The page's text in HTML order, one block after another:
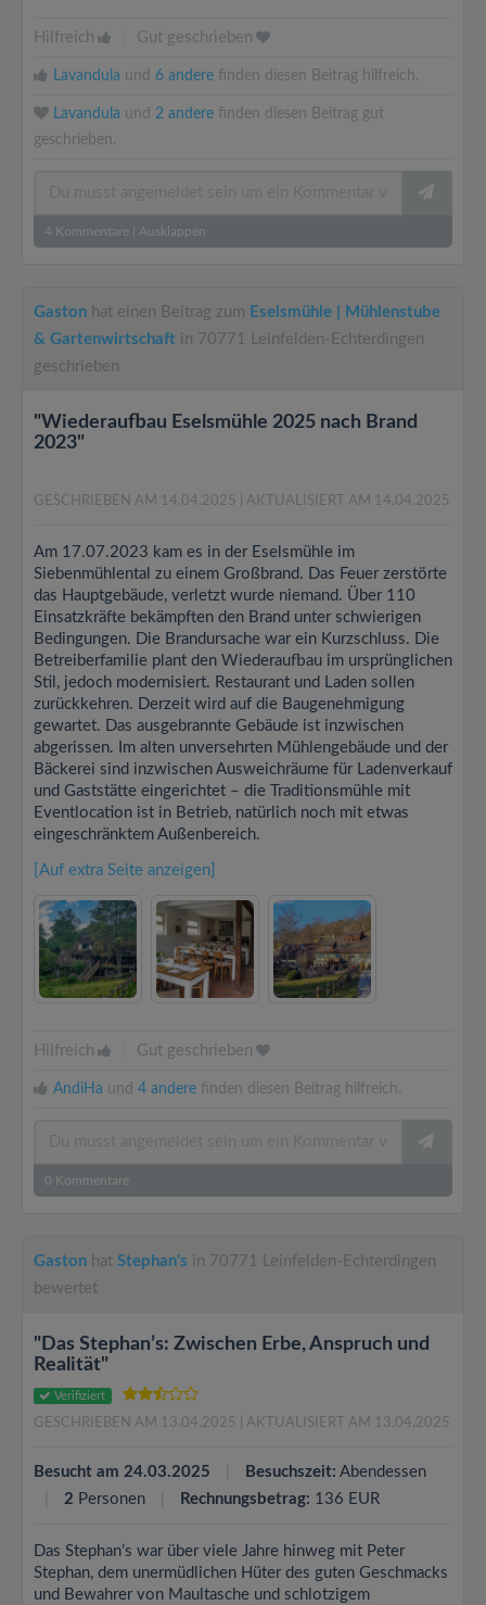
Hilfreich Gut geschrieben
Lavandula und 6 andere finden diesen Beitrag hilfreich.
Lavandula und 2 andere finden diesen Beitrag gut
geschrieben.
4 Kommentare Ausklappen
Gaston hat einen Beitrag zum Eselsmühle | Mühlenstube
& Gartenwirtschaft in 70771 Leinfelden-Echterdingen
geschrieben
"Wiederaufbau Eselsmühle 2025 nach Brand
2023"
GESCHRIEBEN AM 14.04.2025 | AKTUALISIERT AM 14.04.2025
Am 17.07.2023 kam es in der Eselsmühle im
Siebenmühlental zu einem Großbrand. Das Feuer zerstörte
das Hauptgebäude, verletzt wurde niemand. Über 110
Einsatzkräfte bekämpften den Brand unter schwierigen
Bedingungen. Die Brandursache war ein Kurzschluss. Die
Betreiberfamilie plant den Wiederaufbau im ursprünglichen
Stil, jedoch modernisiert. Restaurant und Laden sollen
zurückkehren. Derzeit wird auf die Baugenehmigung
gewartet. Das ausgebrannte Gebäude ist inzwischen
abgerissen. Im alten unversehrten Mühlengebäude und der
Bäckerei sind inzwischen Ausweichräume für Ladenverkauf
und Gaststätte eingerichtet – die Traditionsmühle mit
Eventlocation ist in Betrieb, natürlich noch mit etwas
eingeschränktem Außenbereich.
[Auf extra Seite anzeigen]
Hilfreich Gut geschrieben
AndiHa und 4 andere finden diesen Beitrag hilfreich.
0 Kommentare
Gaston hat Stephan's in 70771 Leinfelden-Echterdingen
bewertet
"Das Stephan’s: Zwischen Erbe, Anspruch und
Realität"
Verifiziert
GESCHRIEBEN AM 13.04.2025 | AKTUALISIERT AM 13.04.2025
Besucht am 24.03.2025 Besuchszeit: Abendessen
2 Personen Rechnungsbetrag: 136 EUR
Das Stephan’s war über viele Jahre hinweg mit Peter
Stephan, dem unermüdlichen Hüter des guten Geschmacks
und Bewahrer von Maultasche und schlotzigem